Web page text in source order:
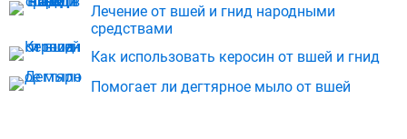
Лечение от вшей и гнид народными
средствами
Как использовать керосин от вшей и гнид
Помогает ли дегтярное мыло от вшей